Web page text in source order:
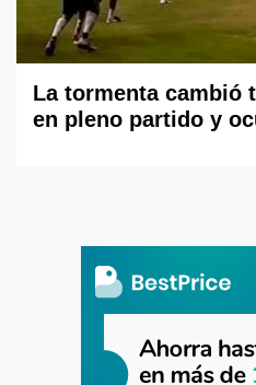
La tormenta cambió
en pleno partido y